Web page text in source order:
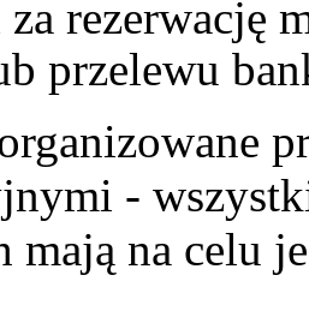
za rezerwację
przelewu
-
mają na celu